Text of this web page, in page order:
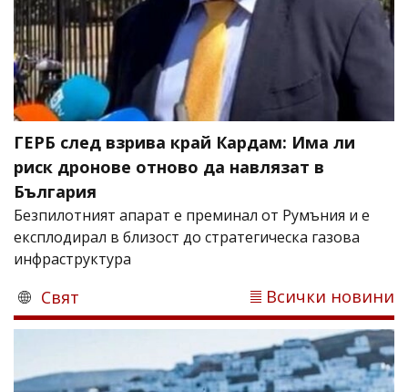
ГЕРБ след взрива край Кардам: Има ли
риск дронове отново да навлязат в
България
Безпилотният апарат е преминал от Румъния и е
експлодирал в близост до стратегическа газова
инфраструктура
Свят Всички новини